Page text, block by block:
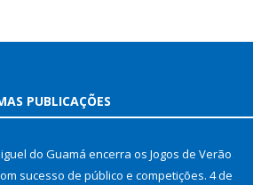
PUBLICAÇÕES
do Guamá encerra os Jogos de Verão
sucesso de público e competições. 4 de